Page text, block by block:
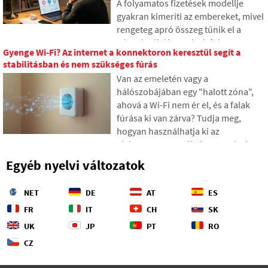
geopolitikai harctérré.
A folyamatos fizetések modellje
gyakran kimeríti az embereket, mivel
rengeteg apró összeg tűnik el a
pénztárcából, amelyek fokozatosan
váratlanul magas összegekké
gyűlnek össze. A szövegben a 2026-
os friss adatokra támaszkodunk,
megmutatjuk a szakadékot a
becsléseink és a valóság között, és
négy konkrét lépést kínálunk annak
érdekében, hogy nagyobb kontroll
Gyenge Wi-Fi? Az internet a konnektoron keresztül segít a
stabilitásban és nem szükséges fúrás
Van az emeletén vagy a
hálószobájában egy "halott zóna",
ahová a Wi-Fi nem ér el, és a falak
fúrása ki van zárva? Tudja meg,
hogyan használhatja ki az
elektromos vezetékeket, amelyek
internetet az elektromos hálózaton
bemutatjuk, hogyan működik egy
modern powerline adapter, miért
képes a 4K streaming és játékok
vezetékeknél.
Egyéb nyelvi változatok
NET DE AT
ES
FR
IT CH
SK
UK
JP PT
RO
CZ